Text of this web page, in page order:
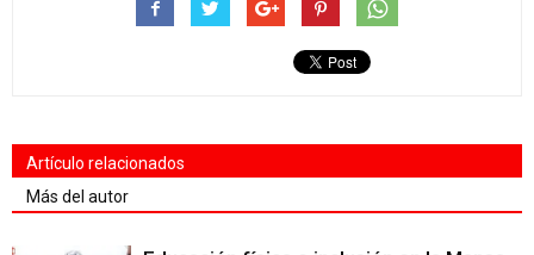
Artículo relacionados
Más del autor